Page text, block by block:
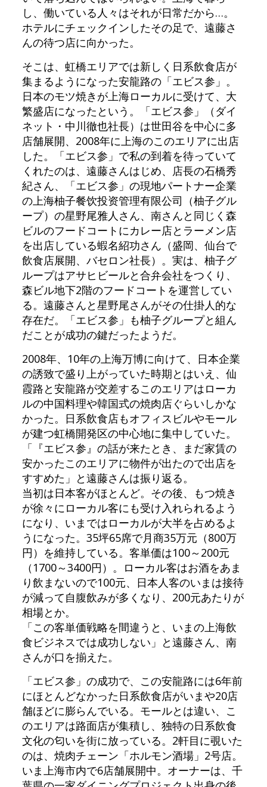
し、働いている人々はそれが日常だから…。
ホテルにチェックインしたその足で、遠藤さ
んの待つ店に向かった。
そこは、虹橋エリアでは新しく日系飲食店が
集まるようになった安龍路の「エビス参」。
日本のモツ焼きが上海ローカルに受けて、大
繁盛店になったという。「エビス参」（ダイ
ネット・中川徹也社長）は世田谷を中心に多
店舗展開、2008年に上海のこのエリアに出店
した。「エビス参」で私の到着を待っていて
くれたのは、遠藤さんはじめ、店長の石橋秀
紀さん、「エビス参」の現地パートナー企業
の上海柚子餐饮投资管理有限公司（柚子グル
ープ）の星野尾雅人さん、南さんと同じく森
ビルのフードコートにカレー店とラーメン店
を出店している蝦名紹功さん（盛岡、仙台で
飲食店展開、バセロン社長）。実は、柚子グ
ループはアサヒビールと合弁会社をつくり、
森ビル地下2階のフードコートを運営してい
る。遠藤さんと星野尾さんがその仕掛人的な
存在だ。「エビス参」も柚子グループと組ん
だことが成功の鍵だったようだ。
2008年、10年の上海万博に向けて、日本企業
の誘致で盛り上がっていた時期とはいえ、仙
霞路と安龍路が交差するこのエリアはローカ
ルの中国料理や韓国式の焼肉店ぐらいしかな
かった。日系飲食店もオフィスビルやモール
が建つ虹橋開発区の中心地に集中していた。
「『エビス参』の話が来たとき、まだ家賃の
安かったこのエリアに物件が出たので出店を
すすめた」と遠藤さんは振り返る。
当初は日本客がほとんど。その後、もつ焼き
が徐々にローカル客にも受け入れられるよう
になり、いまではローカルが大半を占めるよ
うになった。35坪65席で月商35万元（800万
円）を維持している。客単価は100～200元
（1700～3400円）。ローカル客はお酒をあま
り飲まないので100元、日本人客のいまは接待
が減って自腹飲みが多くなり、200元あたりが
相場とか。
「この客単価戦略を間違うと、いまの上海飲
食ビジネスでは成功しない」と遠藤さん、南
さんが口を揃えた。
「エビス参」の成功で、この安龍路には6年前
にほとんどなかった日系飲食店がいまや20店
舗ほどに膨らんでいる。モールとは違い、こ
のエリアは路面店が集積し、独特の日系飲食
文化の匂いを街に放っている。2軒目に覗いた
のは、焼肉チェーン「ホルモン酒場」2号店。
いま上海市内で6店舗展開中。オーナーは、千